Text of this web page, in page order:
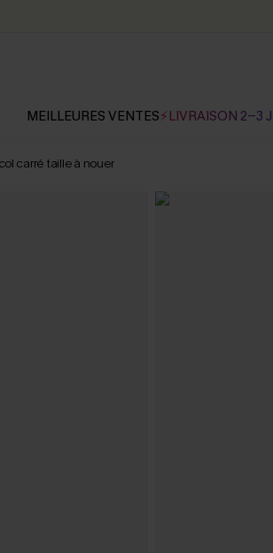
MEILLEURES VENTES⚡LIVRAISON 2-3 J
carré taille à nouer